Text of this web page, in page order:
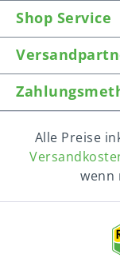
Shop Service
Alle Preise
wenn